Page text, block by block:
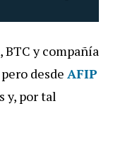
BTC y compañía
desde AFIP
y, por tal